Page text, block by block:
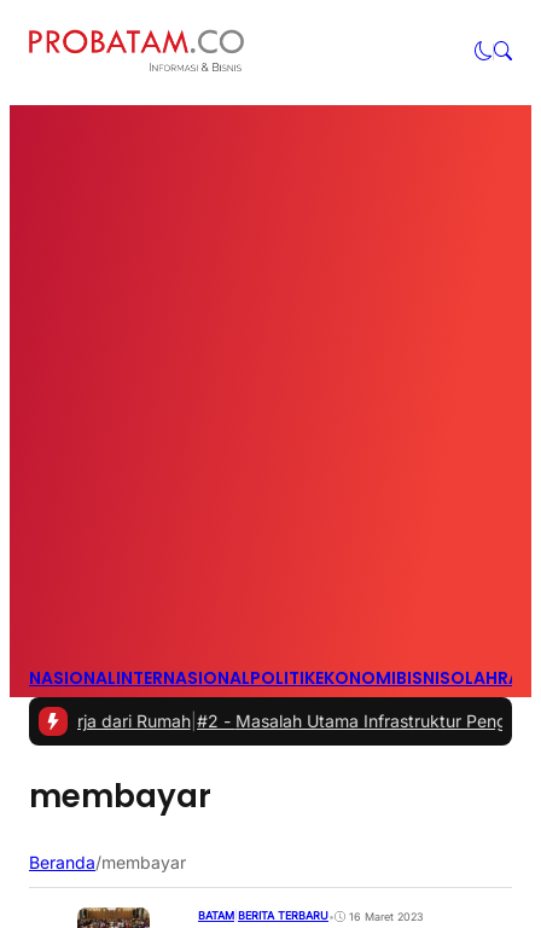
NASIONALINTERNASIONALPOLITIKEKONOMIBISNIS
dari Rumah |#2 -Masalah Utama Infrastruktur Pengisian
membayar
Beranda/membayar
BATAM BERITA TERBARU• 16 Maret 2023